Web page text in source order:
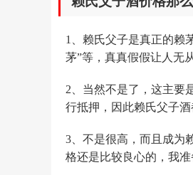
1、赖氏父子是真正的赖
茅”等，真真假假让人无
2、当然不是了，这主要
行抵押，因此赖氏父子
3、不是很高，而且成为
格还是比较良心的，我准